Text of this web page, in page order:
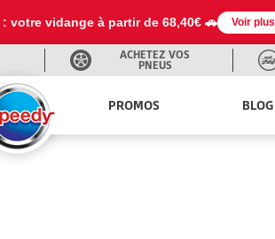
votre vidange à partir de 68,40€ 🚗 Voir plus
ACHETEZ VOS
PNEUS
PROMOS BLOG